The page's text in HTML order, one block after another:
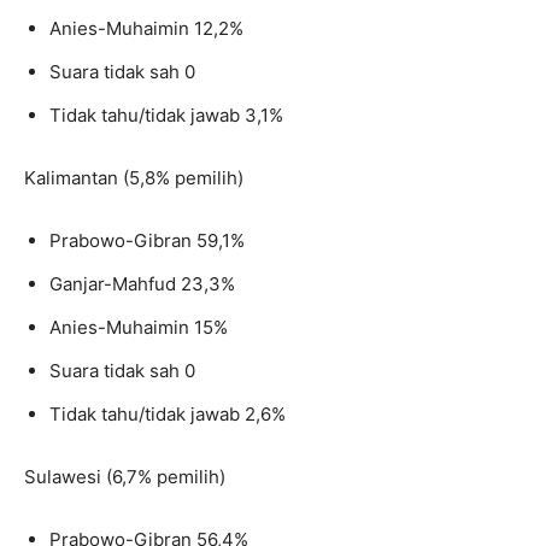
Anies-Muhaimin 12,2%
Suara tidak sah 0
Tidak tahu/tidak jawab 3,1%
Kalimantan (5,8% pemilih)
Prabowo-Gibran 59,1%
Ganjar-Mahfud 23,3%
Anies-Muhaimin 15%
Suara tidak sah 0
Tidak tahu/tidak jawab 2,6%
Sulawesi (6,7% pemilih)
Prabowo-Gibran 56,4%